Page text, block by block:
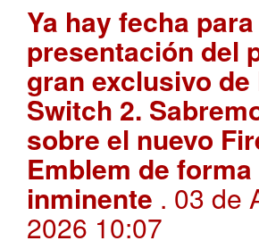
Ya hay fecha
presentación del
gran exclusivo
Switch 2.
sobre el nuevo
Emblem de forma
inminente . 03 de
2026 10:07